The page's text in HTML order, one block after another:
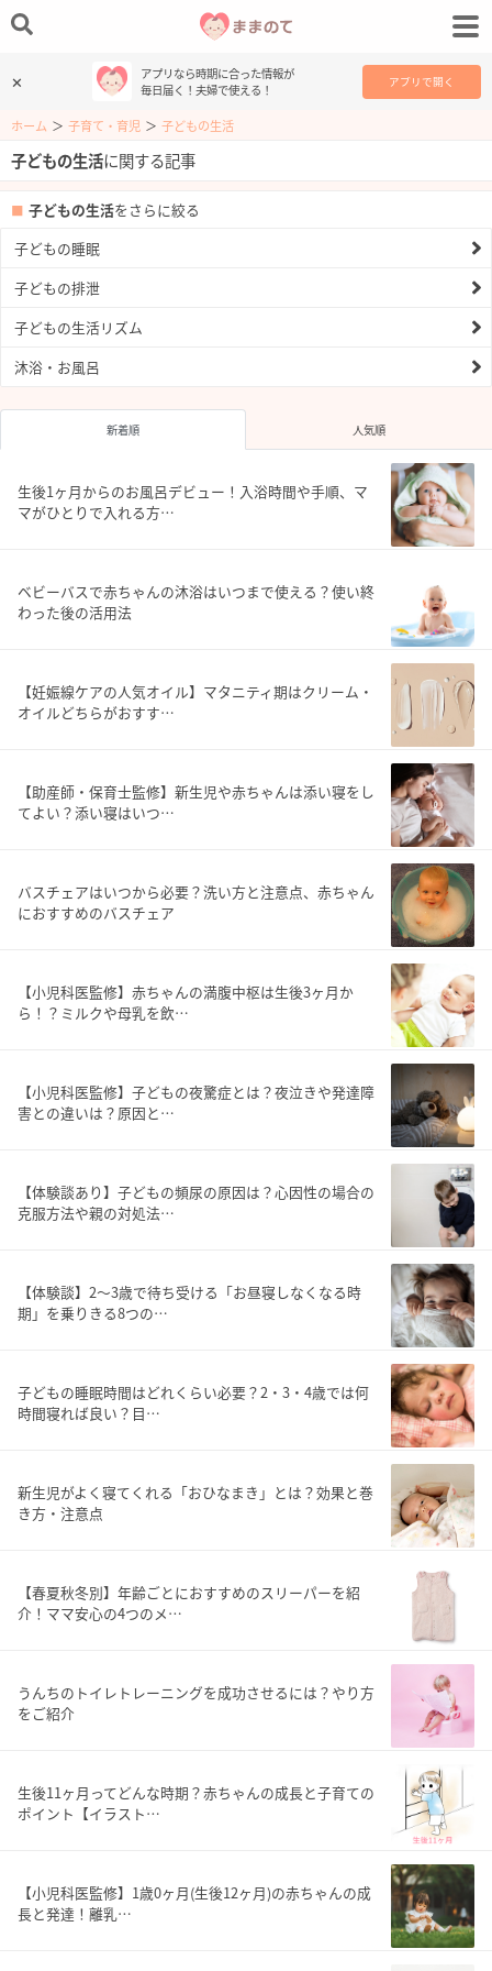
✕
アプリなら時期に合った情報が
毎日届く！夫婦で使える！
アプリで開く
ホーム ＞ 子育て・育児 ＞ 子どもの生活
子どもの生活に関する記事
子どもの生活をさらに絞る
子どもの睡眠
子どもの排泄
子どもの生活リズム
沐浴・お風呂
新着順 人気順
生後1ヶ月からのお風呂デビュー！入浴時間や手順、マ
マがひとりで入れる方…
ベビーバスで赤ちゃんの沐浴はいつまで使える？使い終
わった後の活用法
【妊娠線ケアの人気オイル】マタニティ期はクリーム・
オイルどちらがおすす…
【助産師・保育士監修】新生児や赤ちゃんは添い寝をし
てよい？添い寝はいつ…
バスチェアはいつから必要？洗い方と注意点、赤ちゃん
におすすめのバスチェア
【小児科医監修】赤ちゃんの満腹中枢は生後3ヶ月か
ら！？ミルクや母乳を飲…
【小児科医監修】子どもの夜驚症とは？夜泣きや発達障
害との違いは？原因と…
【体験談あり】子どもの頻尿の原因は？心因性の場合の
克服方法や親の対処法…
【体験談】2～3歳で待ち受ける「お昼寝しなくなる時
期」を乗りきる8つの…
子どもの睡眠時間はどれくらい必要？2・3・4歳では何
時間寝れば良い？目…
新生児がよく寝てくれる「おひなまき」とは？効果と巻
き方・注意点
【春夏秋冬別】年齢ごとにおすすめのスリーパーを紹
介！ママ安心の4つのメ…
うんちのトイレトレーニングを成功させるには？やり方
をご紹介
生後11ヶ月ってどんな時期？赤ちゃんの成長と子育ての
ポイント【イラスト…
【小児科医監修】1歳0ヶ月(生後12ヶ月)の赤ちゃんの成
長と発達！離乳…